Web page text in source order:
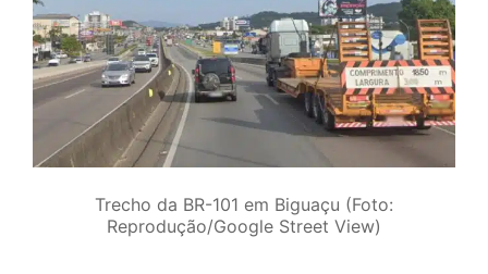
Trecho da BR-101 em Biguaçu (Foto:
Reprodução/Google Street View)